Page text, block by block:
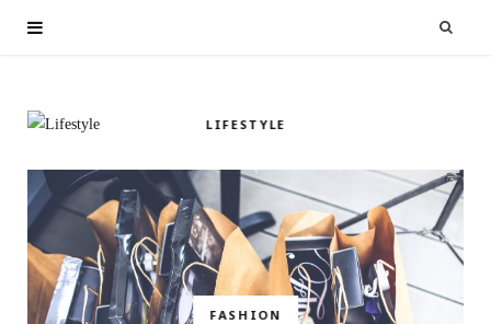
LIFESTYLE
FASHION